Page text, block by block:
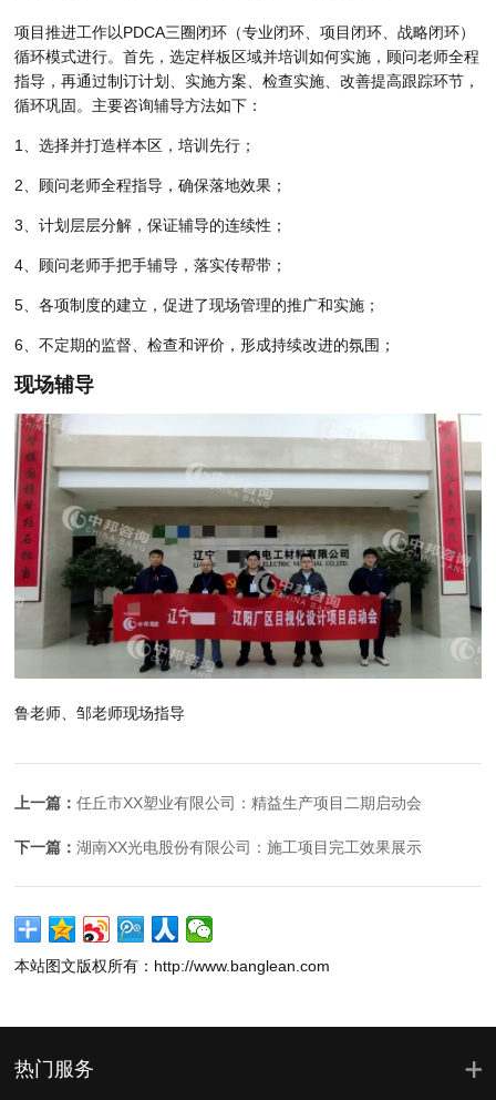
项目推进工作以PDCA三圈闭环（专业闭环、项目闭环、战略闭环）
循环模式进行。首先，选定样板区域并培训如何实施，顾问老师全程
指导，再通过制订计划、实施方案、检查实施、改善提高跟踪环节，
循环巩固。主要咨询辅导方法如下：
1、选择并打造样本区，培训先行；
2、顾问老师全程指导，确保落地效果；
3、计划层层分解，保证辅导的连续性；
4、顾问老师手把手辅导，落实传帮带；
5、各项制度的建立，促进了现场管理的推广和实施；
6、不定期的监督、检查和评价，形成持续改进的氛围；
现场辅导
鲁老师、邹老师现场指导
上一篇：任丘市XX塑业有限公司：精益生产项目二期启动会
下一篇：湖南XX光电股份有限公司：施工项目完工效果展示
本站图文版权所有：http://www.banglean.com
热门服务